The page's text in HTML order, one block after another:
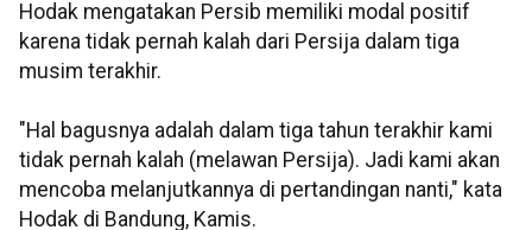
Hodak mengatakan Persib memiliki modal positif
karena tidak pernah kalah dari Persija dalam tiga
musim terakhir.
"Hal bagusnya adalah dalam tiga tahun terakhir kami
tidak pernah kalah (melawan Persija). Jadi kami akan
mencoba melanjutkannya di pertandingan nanti," kata
Hodak di Bandung, Kamis.